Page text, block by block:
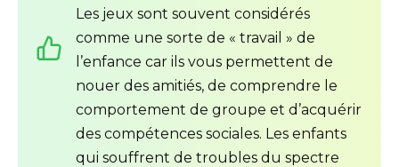
Les jeux sont souvent considérés
comme une sorte de « travail » de
l’enfance car ils vous permettent de
nouer des amitiés, de comprendre le
comportement de groupe et d’acquérir
des compétences sociales. Les enfants
qui souffrent de troubles du spectre